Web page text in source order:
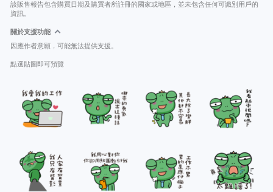
該販售報告包含購買日期及購買者所註冊的國家或地區，並未包含任何可識別用戶的
資訊。
關於支援功能
因應作者意願，可能無法提供支援。
點選貼圖即可預覽